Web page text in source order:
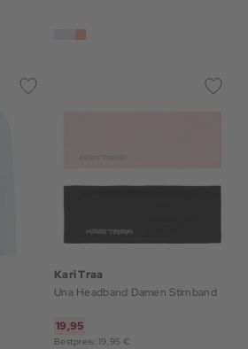
Kari Traa
Una Headband Damen Stirnband
19,95
Bestpreis: 19,95 €